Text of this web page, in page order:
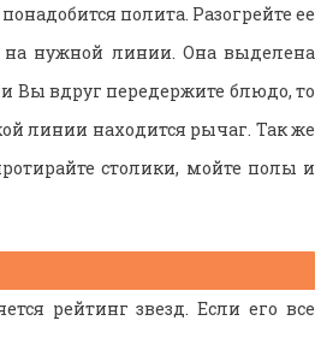
полита. Разогрейте ее
на нужной линии. Она выделена
Вы вдруг передержите блюдо, то
линии находится рычаг. Так же
столики, мойте полы и
рейтинг звезд. Если его все